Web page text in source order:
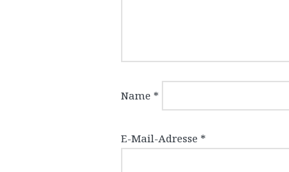
Name *
E-Mail-Adresse *